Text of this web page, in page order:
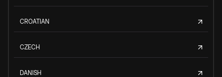
CROATIAN
CZECH
DANISH